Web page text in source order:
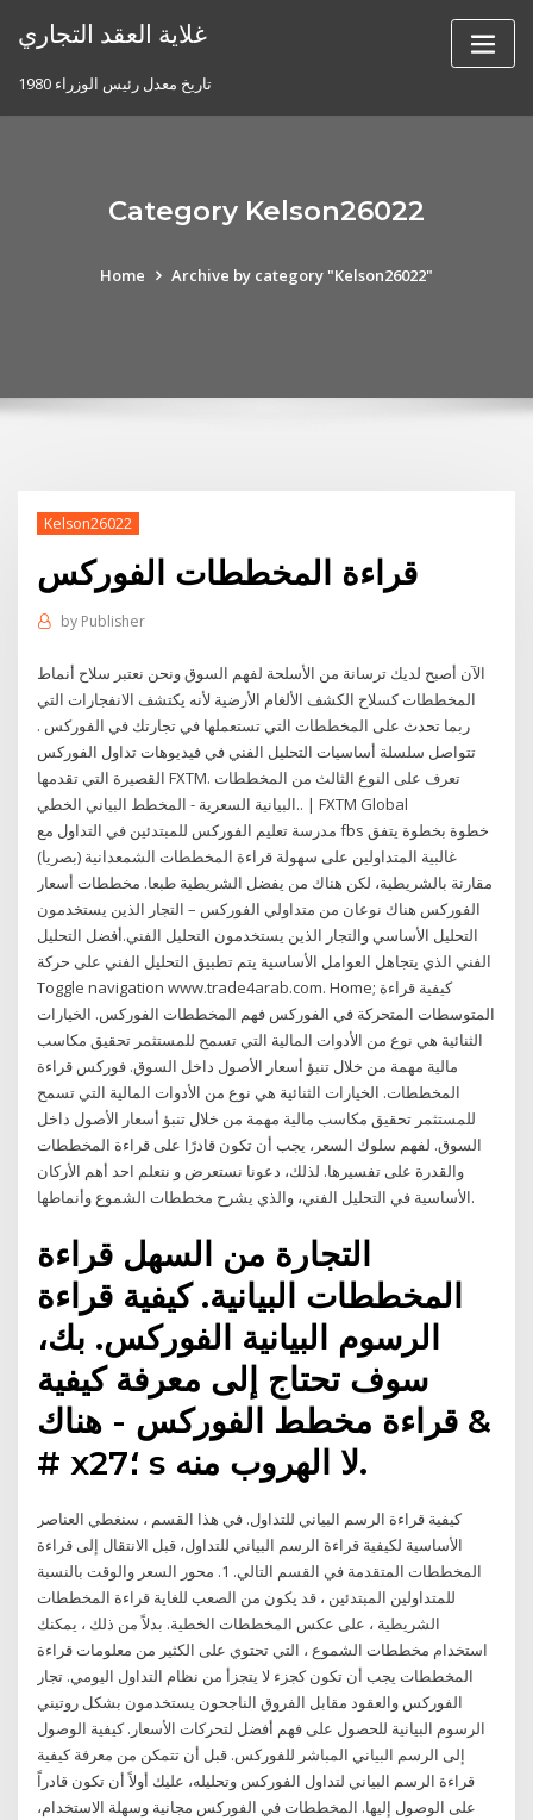
غلاية العقد التجاري
تاريخ معدل رئيس الوزراء 1980
Category Kelson26022
Home Archive by category "Kelson26022"
Kelson26022
قراءة المخططات الفوركس
by Publisher
الآن أصبح لديك ترسانة من الأسلحة لفهم السوق ونحن نعتبر سلاح أنماط
المخططات كسلاح الكشف الألغام الأرضية لأنه يكتشف الانفجارات التي
ربما تحدث على المخططات التي تستعملها في تجارتك في الفوركس .
تتواصل سلسلة أساسيات التحليل الفني في فيديوهات تداول الفوركس
القصيرة التي تقدمها FXTM. تعرف على النوع الثالث من المخططات
البيانية السعرية - المخطط البياني الخطي.. | FXTM Global
مدرسة تعليم الفوركس للمبتدئين في التداول مع fbs خطوة بخطوة يتفق
غالبية المتداولين على سهولة قراءة المخططات الشمعدانية (بصريا)
مقارنة بالشريطية، لكن هناك من يفضل الشريطية طبعا. مخططات أسعار
الفوركس هناك نوعان من متداولي الفوركس – التجار الذين يستخدمون
التحليل الأساسي والتجار الذين يستخدمون التحليل الفني.أفضل التحليل
الفني الذي يتجاهل العوامل الأساسية يتم تطبيق التحليل الفني على حركة
Toggle navigation www.trade4arab.com. Home; كيفية قراءة
المتوسطات المتحركة في الفوركس فهم المخططات الفوركس. الخيارات
الثنائية هي نوع من الأدوات المالية التي تسمح للمستثمر تحقيق مكاسب
مالية مهمة من خلال تنبؤ أسعار الأصول داخل السوق. فوركس قراءة
المخططات. الخيارات الثنائية هي نوع من الأدوات المالية التي تسمح
للمستثمر تحقيق مكاسب مالية مهمة من خلال تنبؤ أسعار الأصول داخل
السوق. لفهم سلوك السعر، يجب أن تكون قادرًا على قراءة المخططات
والقدرة على تفسيرها. لذلك، دعونا نستعرض و نتعلم احد أهم الأركان
الأساسية في التحليل الفني، والذي يشرح مخططات الشموع وأنماطها.
التجارة من السهل قراءة
المخططات البيانية. كيفية قراءة
الرسوم البيانية الفوركس. بك،
سوف تحتاج إلى معرفة كيفية
قراءة مخطط الفوركس - هناك &
# x27؛ s لا الهروب منه.
كيفية قراءة الرسم البياني للتداول. في هذا القسم ، سنغطي العناصر
الأساسية لكيفية قراءة الرسم البياني للتداول، قبل الانتقال إلى قراءة
المخططات المتقدمة في القسم التالي. 1. محور السعر والوقت بالنسبة
للمتداولين المبتدئين ، قد يكون من الصعب للغاية قراءة المخططات
الشريطية ، على عكس المخططات الخطية. بدلاً من ذلك ، يمكنك
استخدام مخططات الشموع ، التي تحتوي على الكثير من معلومات قراءة
المخططات يجب أن تكون كجزء لا يتجزأ من نظام التداول اليومي. تجار
الفوركس والعقود مقابل الفروق الناجحون يستخدمون بشكل روتيني
الرسوم البيانية للحصول على فهم أفضل لتحركات الأسعار. كيفية الوصول
إلى الرسم البياني المباشر للفوركس. قبل أن تتمكن من معرفة كيفية
قراءة الرسم البياني لتداول الفوركس وتحليله، عليك أولاً أن تكون قادراً
على الوصول إليها. المخططات في الفوركس مجانية وسهلة الاستخدام،